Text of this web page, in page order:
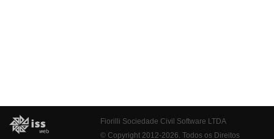
Fiorilli Sociedade Civil Software LTDA
© Copyright 2012-2026. Todos os Direitos